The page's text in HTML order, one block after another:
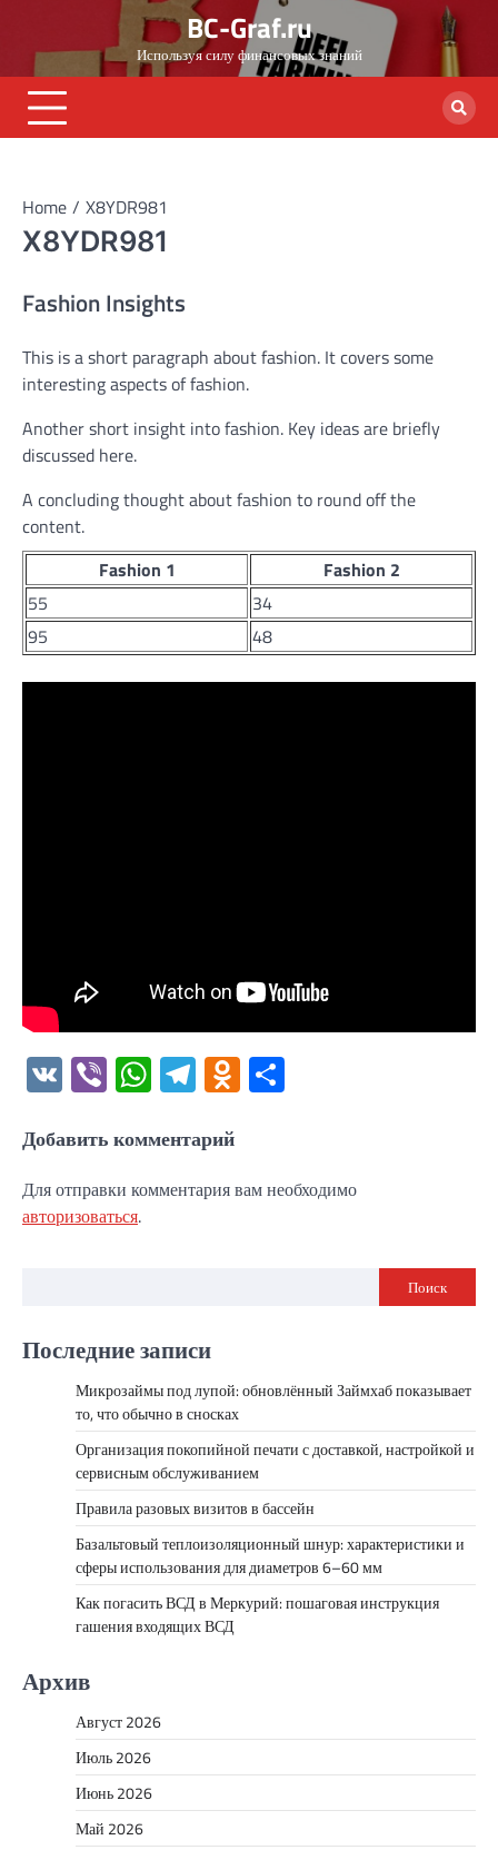
content
BC-Graf.ru
Используя силу финансовых знаний
Home X8YDR981
X8YDR981
Fashion Insights
This is a short paragraph about fashion. It covers some
interesting aspects of fashion.
Another short insight into fashion. Key ideas are briefly
discussed here.
A concluding thought about fashion to round off the
content.
Fashion 1
Fashion 2
55
34
95
48
VK ViberWhatsApp
Telegram
Odnoklassniki
Добавить комментарий
Для отправки комментария вам необходимо
авторизоваться.
Поиск
Последние записи
Микрозаймы под лупой: обновлённый Займхаб показывает
то, что обычно в сносках
Организация покопийной печати с доставкой, настройкой и
сервисным обслуживанием
Правила разовых визитов в бассейн
Базальтовый теплоизоляционный шнур: характеристики и
сферы использования для диаметров 6–60 мм
Как погасить ВСД в Меркурий: пошаговая инструкция
гашения входящих ВСД
Архив
Август 2026
Июль 2026
Июнь 2026
Май 2026